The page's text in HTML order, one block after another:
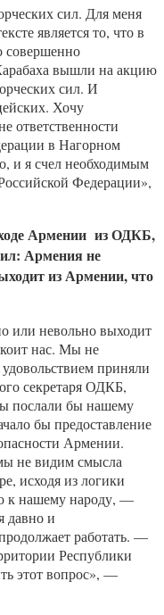
сил. Для меня
является то, что в
совершенно
вышли на акцию
сил. И
Хочу
ответственности
в Нагорном
и я счел необходимым
Федерации»,
Армении из ОДКБ,
Армения не
из Армении, что
или невольно выходит
нас. Мы не
приняли
секретаря ОДКБ,
послали бы нашему
бы предоставление
Армении.
не видим смысла
исходя из логики
к нашему народу, —
давно и
работать. —
Республики
этот вопрос», —